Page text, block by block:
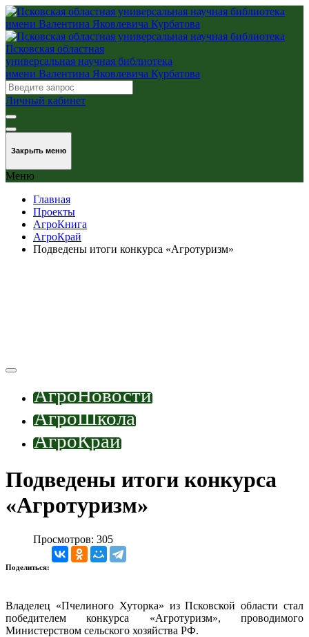
Псковская областная
универсальная научная библиотека
имени Валентина Яковлевича Курбатова
Личный кабинет
Закрыть меню
Меню
Главная
Проекты
АгроКнига
АгроКрай
Подведены итоги конкурса «Агротуризм»
АгроНовости
АгроШкола
АгроКрай
Подведены итоги конкурса
«Агротуризм»
Просмотров: 305
Поделиться:
Владелец «Пчелиного Хуторка» из Псковской области стал
победителем конкурса «Агротуризм», проводимого
Министерством сельского хозяйства РФ.